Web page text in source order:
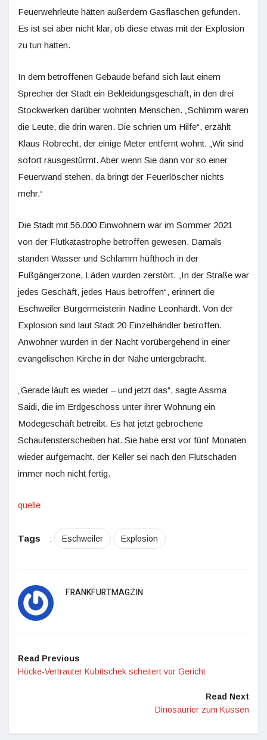
Feuerwehrleute hätten außerdem Gasflaschen gefunden.
Es ist sei aber nicht klar, ob diese etwas mit der Explosion
zu tun hatten.
In dem betroffenen Gebäude befand sich laut einem
Sprecher der Stadt ein Bekleidungsgeschäft, in den drei
Stockwerken darüber wohnten Menschen. „Schlimm waren
die Leute, die drin waren. Die schrien um Hilfe“, erzählt
Klaus Robrecht, der einige Meter entfernt wohnt. „Wir sind
sofort rausgestürmt. Aber wenn Sie dann vor so einer
Feuerwand stehen, da bringt der Feuerlöscher nichts
mehr.“
Die Stadt mit 56.000 Einwohnern war im Sommer 2021
von der Flutkatastrophe betroffen gewesen. Damals
standen Wasser und Schlamm hüfthoch in der
Fußgängerzone, Läden wurden zerstört. „In der Straße war
jedes Geschäft, jedes Haus betroffen“, erinnert die
Eschweiler Bürgermeisterin Nadine Leonhardt. Von der
Explosion sind laut Stadt 20 Einzelhändler betroffen.
Anwohner wurden in der Nacht vorübergehend in einer
evangelischen Kirche in der Nähe untergebracht.
„Gerade läuft es wieder – und jetzt das“, sagte Assma
Saidi, die im Erdgeschoss unter ihrer Wohnung ein
Modegeschäft betreibt. Es hat jetzt gebrochene
Schaufensterscheiben hat. Sie habe erst vor fünf Monaten
wieder aufgemacht, der Keller sei nach den Flutschäden
immer noch nicht fertig.
quelle
Tags : Eschweiler Explosion
FRANKFURTMAGZIN
Read Previous
Höcke-Vertrauter Kubitschek scheitert vor Gericht
Read Next
Dinosaurier zum Küssen